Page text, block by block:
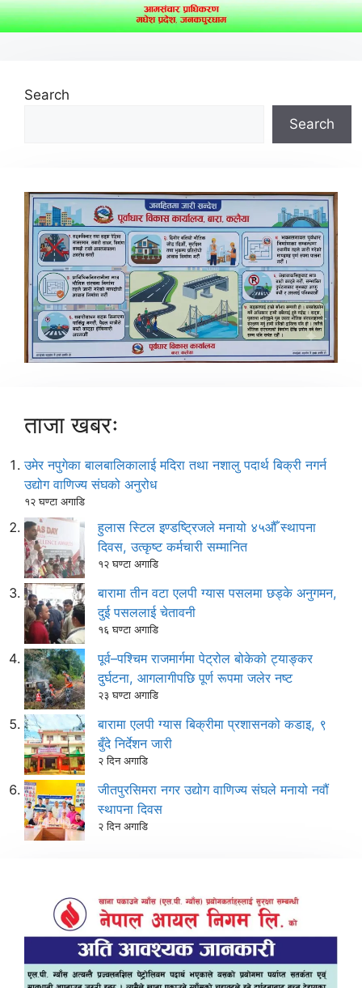
Search
Search
ताजा खबरः
उमेर नपुगेका बालबालिकालाई मदिरा तथा नशालु पदार्थ बिक्री नगर्न
उद्योग वाणिज्य संघको अनुरोध
१२ घण्टा अगाडि
हुलास स्टिल इण्डष्ट्रिजले मनायो ४५औँ स्थापना
दिवस, उत्कृष्ट कर्मचारी सम्मानित
१२ घण्टा अगाडि
बारामा तीन वटा एलपी ग्यास पसलमा छड्के अनुगमन,
दुई पसललाई चेतावनी
१६ घण्टा अगाडि
पूर्व–पश्चिम राजमार्गमा पेट्रोल बोकेको ट्याङ्कर
दुर्घटना, आगलागीपछि पूर्ण रूपमा जलेर नष्ट
२३ घण्टा अगाडि
बारामा एलपी ग्यास बिक्रीमा प्रशासनको कडाइ, ९
बुँदे निर्देशन जारी
२ दिन अगाडि
जीतपुरसिमरा नगर उद्योग वाणिज्य संघले मनायो नवौं
स्थापना दिवस
२ दिन अगाडि